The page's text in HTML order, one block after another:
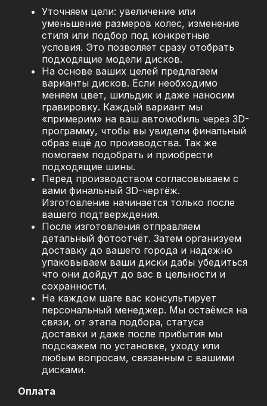
Уточняем цели: увеличение или
уменьшение размеров колес, изменение
стиля или подбор под конкретные
условия. Это позволяет сразу отобрать
подходящие модели дисков.
На основе ваших целей предлагаем
варианты дисков. Если необходимо
меняем цвет, шильдик и даже наносим
гравировку. Каждый вариант мы
«примерим» на ваш автомобиль через 3D-
программу, чтобы вы увидели финальный
образ ещё до производства. Так же
помогаем подобрать и приобрести
подходящие шины.
Перед производством согласовываем с
вами финальный 3D-чертёж.
Изготовление начинается только после
вашего подтверждения.
После изготовления отправляем
детальный фотоотчёт. Затем организуем
доставку до вашего города и надежно
упаковываем ваши диски дабы убедиться
что они дойдут до вас в цельности и
сохранности.
На каждом шаге вас консультирует
персональный менеджер. Мы остаёмся на
связи, от этапа подбора, статуса
доставки и даже после прибытия мы
подскажем по установке, уходу или
любым вопросам, связанным с вашими
дисками.
Оплата